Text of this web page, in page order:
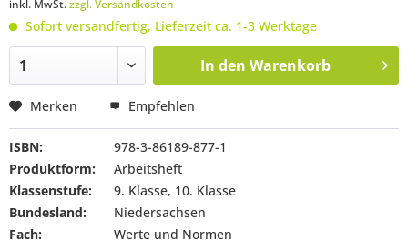
inkl. MwSt.zzgl. Versandkosten
Sofort versandfertig, Lieferzeit ca. 1-3 Werktage
In den Warenkorb
Merken Empfehlen
ISBN:
978-3-86189-877-1
Produktform:
Arbeitsheft
Klassenstufe:
9. Klasse, 10. Klasse
Bundesland:
Niedersachsen
Fach:
Werte und Normen